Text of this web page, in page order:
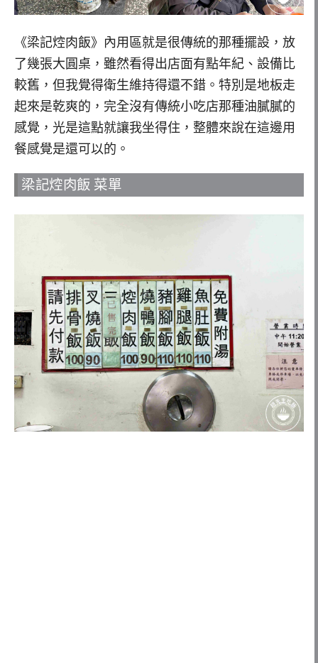
《梁記焢肉飯》內用區就是很傳統的那種擺設，放
了幾張大圓桌，雖然看得出店面有點年紀、設備比
較舊，但我覺得衛生維持得還不錯。特別是地板走
起來是乾爽的，完全沒有傳統小吃店那種油膩膩的
感覺，光是這點就讓我坐得住，整體來說在這邊用
餐感覺是還可以的。
梁記焢肉飯 菜單